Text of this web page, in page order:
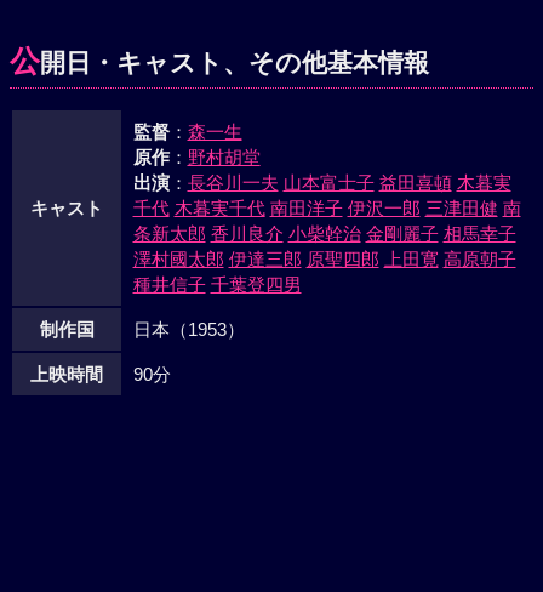
た。じつは石見守の庶子である喜助は、母親の出が卑賎のた
め一族の者に軽んぜられた過去の恨みと、七万両への欲望と
つて喜助よりうけた恩義のため、友次郎はお夏への妄執のた
め一味に加わっているのだった。箱根に着いた彼らは仲間割
れでまず友次郎をほうむり、いよいよ別邸附近水車小屋の地
下道に七万両の隠し場をつきとめたとたん、はやくも謎を解
いて先廻りしていた平次に立ち塞がれる。喜助が殺した土谷
雲之介こそその父親と出身を明かされたお夏は喜助に斬って
かかり、鴨下を交えての格闘がはじまったとたん、地下道の
石が崩れて、三人はその下に圧死した。お歌は釈放された。
公開日・キャスト、その他基本情報
キャスト
監督： 森一生
原作： 野村胡堂
出演： 長谷川一夫 山本富士子 益田喜頓 木暮実
千代 木暮実千代 南田洋子 伊沢一郎 三津田健 南
条新太郎 香川良介 小柴幹治 金剛麗子 相馬幸子
澤村國太郎 伊達三郎 原聖四郎 上田寛 高原朝子
種井信子 千葉登四男
制作国 日本（1953）
上映時間 90分